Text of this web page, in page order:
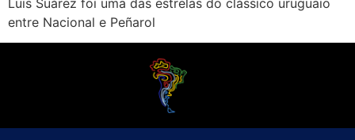
entre Nacional e Peñarol